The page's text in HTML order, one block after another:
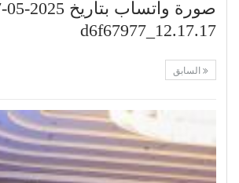
12.17.17_d6f67977
السابق